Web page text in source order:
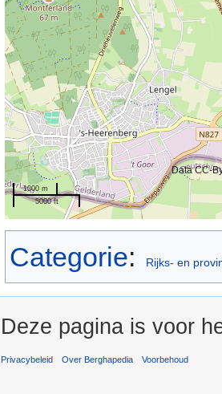
1000 m
5000 ft
Data CC-
Categorie: Rijks- en
Deze pagina is voor
Privacybeleid Over Berghapedia Voorbehoud